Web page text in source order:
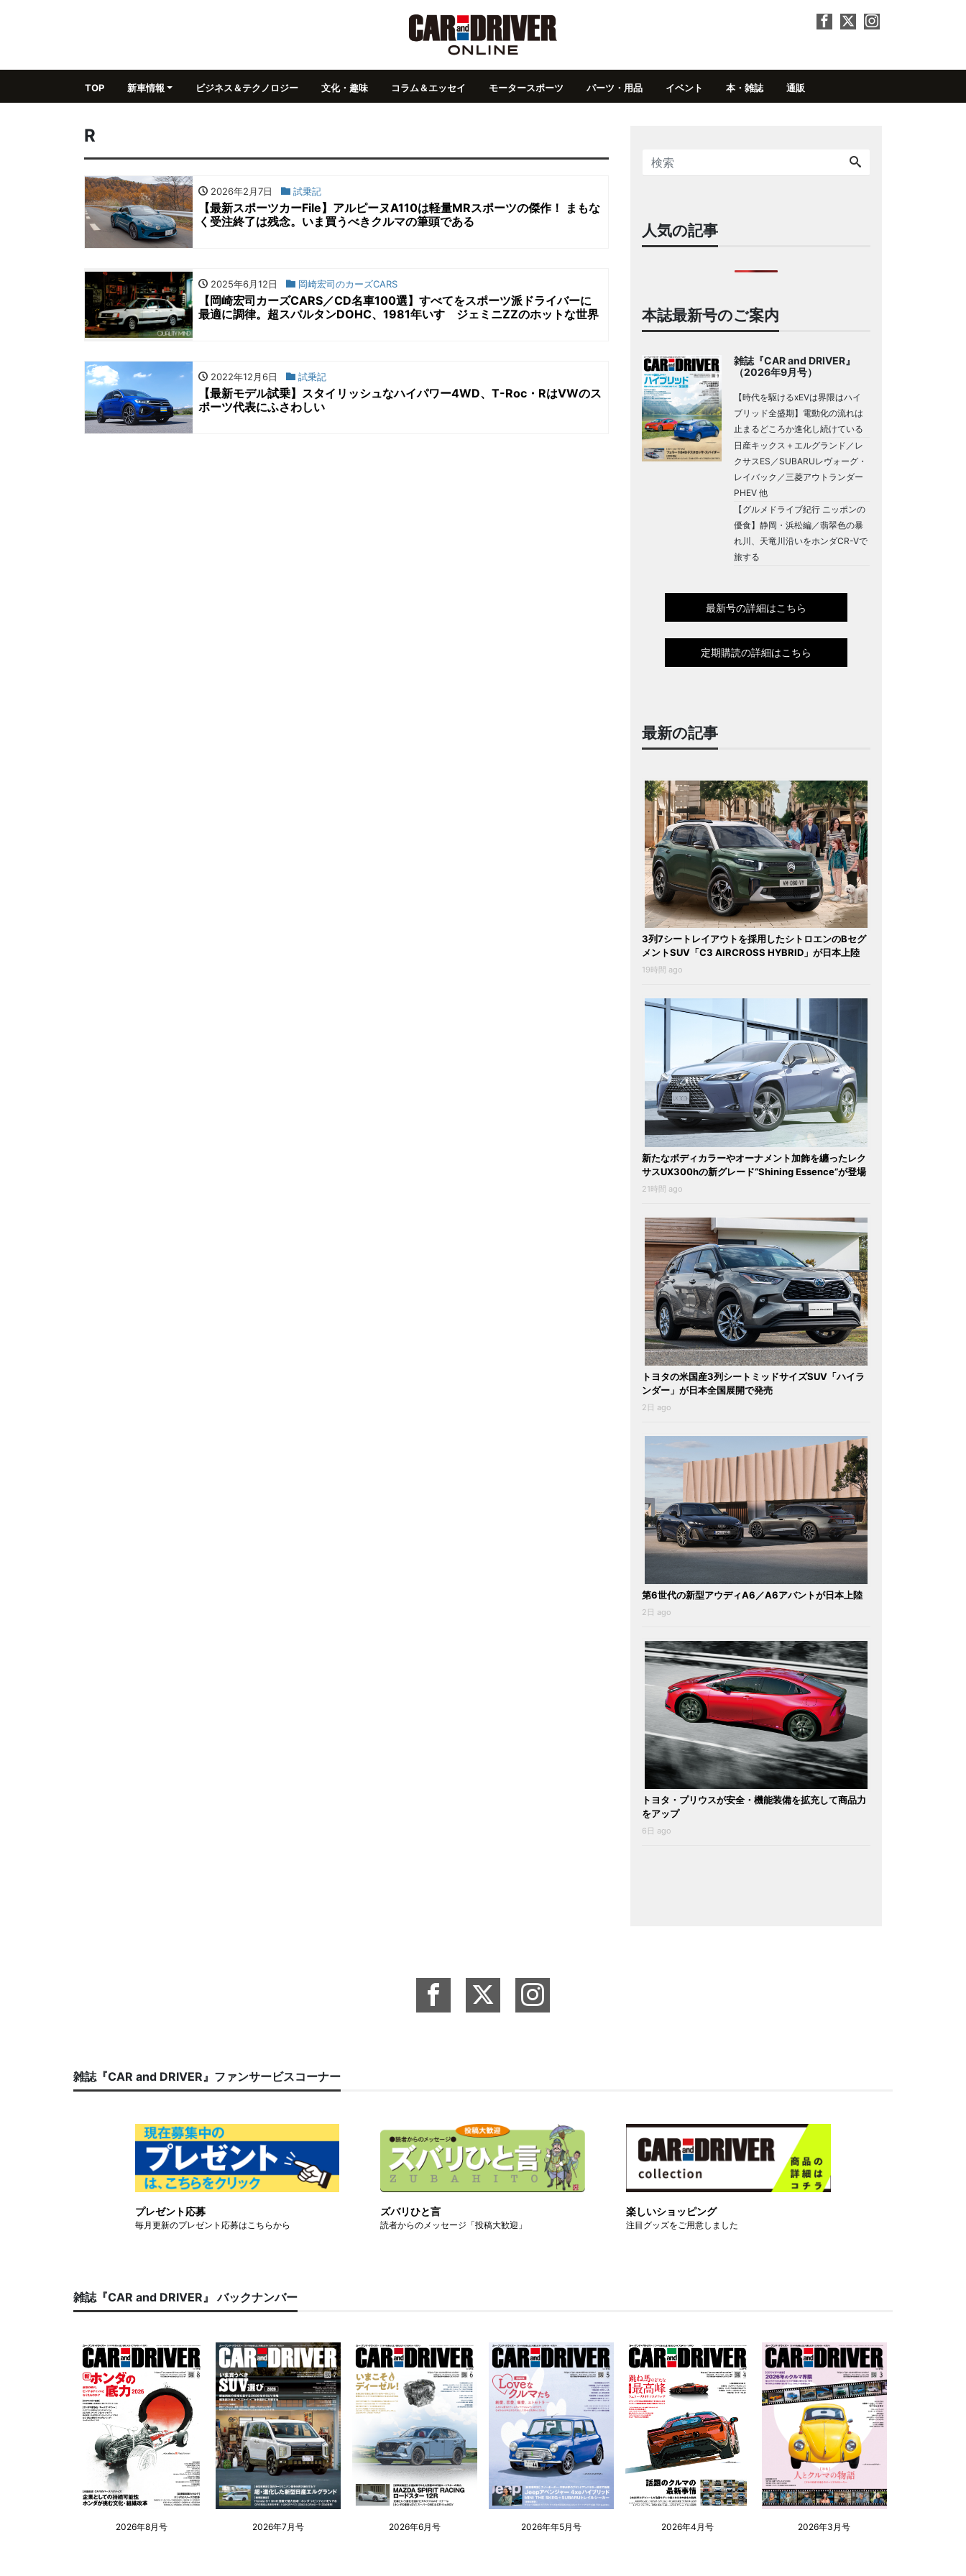
TOP 新車情報 ビジネス＆テクノロジー 文化・趣味 コラム＆エッセイ モータースポーツ パーツ・用品 イベント 本・雑誌 通販
R
2026年2月7日 試乗記
【最新スポーツカーFile】アルピーヌA110は軽量MRスポーツの傑作！ まもな
く受注終了は残念。いま買うべきクルマの筆頭である
2025年6月12日 岡崎宏司のカーズCARS
【岡崎宏司カーズCARS／CD名車100選】すべてをスポーツ派ドライバーに
最適に調律。超スパルタンDOHC、1981年いすゞジェミニZZのホットな世界
2022年12月6日 試乗記
【最新モデル試乗】スタイリッシュなハイパワー4WD、T-Roc・RはVWのス
ポーツ代表にふさわしい
人気の記事
本誌最新号のご案内
雑誌『CAR and DRIVER』
（2026年9月号）
【時代を駆けるxEVは界隈はハイ
ブリッド全盛期】電動化の流れは
止まるどころか進化し続けている
日産キックス＋エルグランド／レ
クサスES／SUBARUレヴォーグ・
レイバック／三菱アウトランダー
PHEV 他
【グルメドライブ紀行 ニッポンの
優食】静岡・浜松編／翡翠色の暴
れ川、天竜川沿いをホンダCR-Vで
旅する
最新号の詳細はこちら
定期購読の詳細はこちら
最新の記事
3列7シートレイアウトを採用したシトロエンのBセグ
メントSUV「C3 AIRCROSS HYBRID」が日本上陸
19時間 ago
新たなボディカラーやオーナメント加飾を纏ったレク
サスUX300hの新グレード“Shining Essence”が登場
21時間 ago
トヨタの米国産3列シートミッドサイズSUV「ハイラ
ンダー」が日本全国展開で発売
2日 ago
第6世代の新型アウディA6／A6アバントが日本上陸
2日 ago
トヨタ・プリウスが安全・機能装備を拡充して商品力
をアップ
6日 ago
雑誌『CAR and DRIVER』ファンサービスコーナー
プレゼント応募
毎月更新のプレゼント応募はこちらから
ズバリひと言
読者からのメッセージ「投稿大歓迎」
楽しいショッピング
注目グッズをご用意しました
雑誌『CAR and DRIVER』 バックナンバー
2026年8月号 2026年7月号 2026年6月号 2026年年5月号 2026年4月号 2026年3月号